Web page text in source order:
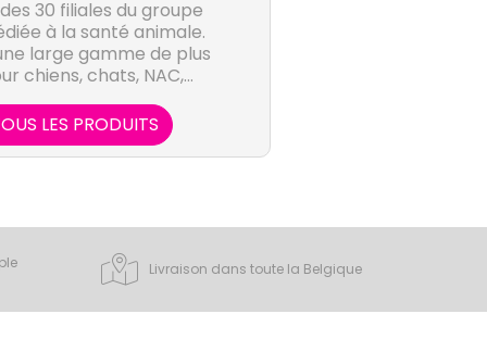
30 filiales du groupe
à la santé animale.
large gamme de plus
chiens, chats, NAC,
avec des services
auxiliaires
et propriétaires
LES PRODUITS
Livraison dans toute la Belgique